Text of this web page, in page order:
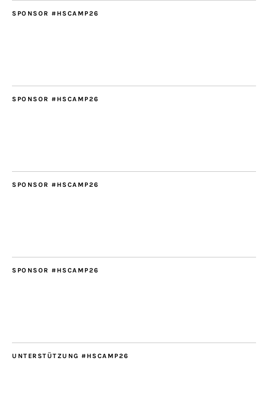
SPONSOR #HSCAMP26
SPONSOR #HSCAMP26
SPONSOR #HSCAMP26
SPONSOR #HSCAMP26
UNTERSTÜTZUNG #HSCAMP26